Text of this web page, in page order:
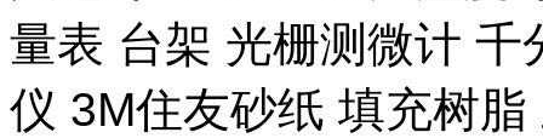
量表 台架 光栅测微计
仪 3M住友砂纸 填充树